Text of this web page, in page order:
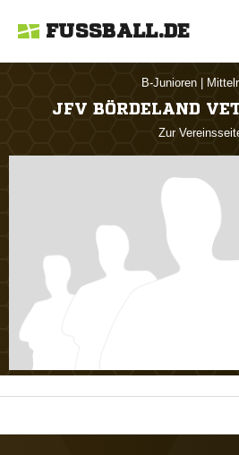
FUSSBALL.DE
B-Junioren
JFV BÖRDELAND
Zur